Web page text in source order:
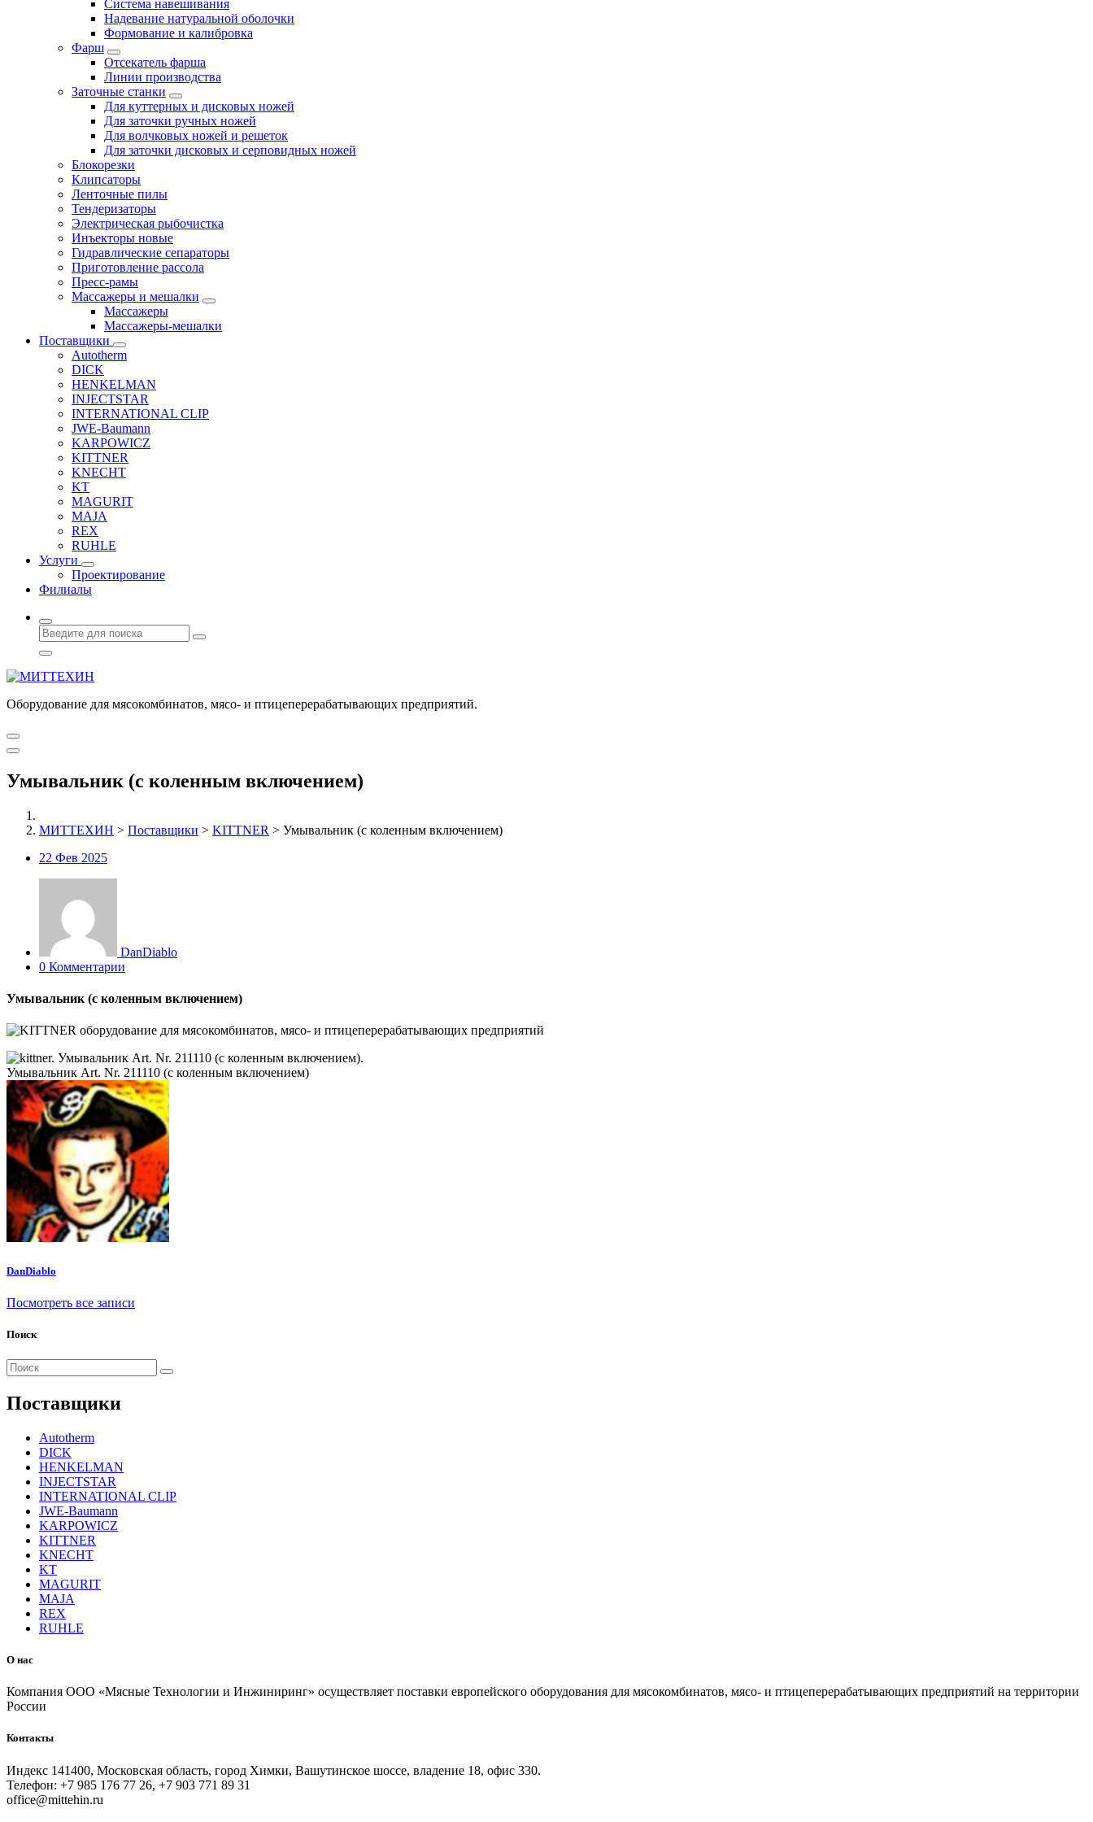
Система навешивания
Надевание натуральной оболочки
Формование и калибровка
Фарш
Отсекатель фарша
Линии производства
Заточные станки
Для куттерных и дисковых ножей
Для заточки ручных ножей
Для волчковых ножей и решеток
Для заточки дисковых и серповидных ножей
Блокорезки
Клипсаторы
Ленточные пилы
Тендеризаторы
Электрическая рыбочистка
Инъекторы новые
Гидравлические сепараторы
Приготовление рассола
Пресс-рамы
Массажеры и мешалки
Массажеры
Массажеры-мешалки
Поставщики
Autotherm
DICK
HENKELMAN
INJECTSTAR
INTERNATIONAL CLIP
JWE-Baumann
KARPOWICZ
KITTNER
KNECHT
KT
MAGURIT
MAJA
REX
RUHLE
Услуги
Проектирование
Филиалы
Оборудование для мясокомбинатов, мясо- и птицеперерабатывающих предприятий.
Умывальник (с коленным включением)
МИТТЕХИН > Поставщики > KITTNER > Умывальник (с коленным включением)
22 Фев 2025
DanDiablo
0 Комментарии
Умывальник (с коленным включением)
Умывальник Art. Nr. 211110 (с коленным включением)
DanDiablo
Посмотреть все записи
Поиск
Поиск
для:
Поставщики
Autotherm
DICK
HENKELMAN
INJECTSTAR
INTERNATIONAL CLIP
JWE-Baumann
KARPOWICZ
KITTNER
KNECHT
KT
MAGURIT
MAJA
REX
RUHLE
О нас
Компания ООО «Мясные Технологии и Инжиниринг» осуществляет поставки европейского оборудования для мясокомбинатов, мясо- и птицеперерабатывающих предприятий на территории
России
Контакты
Индекс 141400, Московская область, город Химки, Вашутинское шоссе, владение 18, офис 330.
Телефон: +7 985 176 77 26, +7 903 771 89 31
office@mittehin.ru